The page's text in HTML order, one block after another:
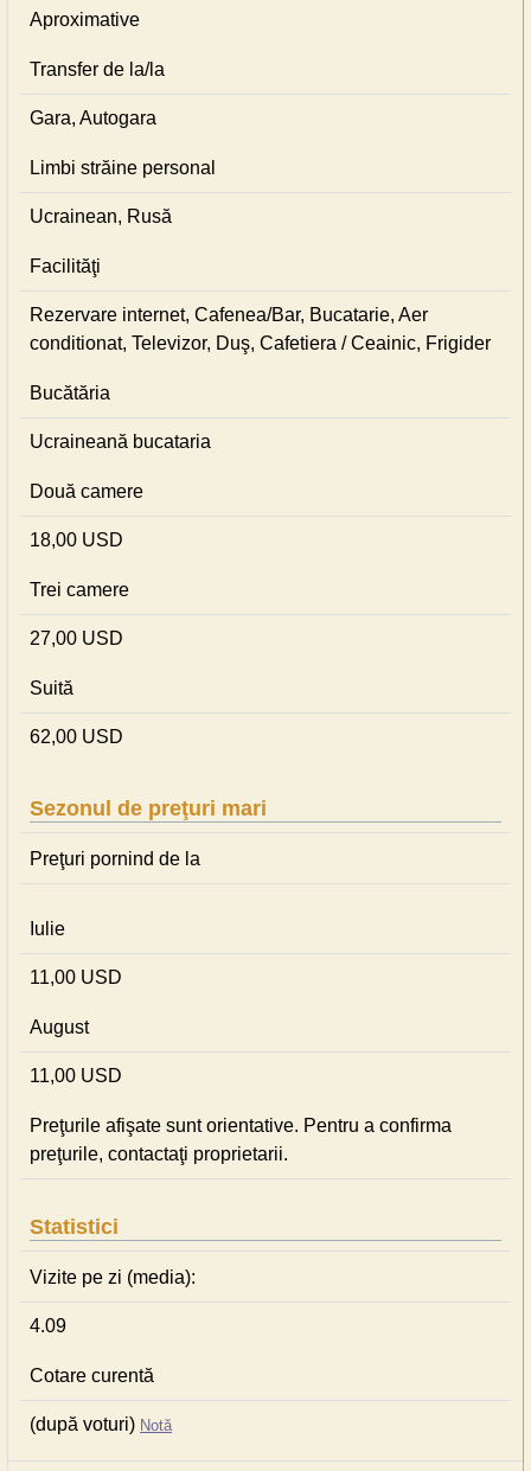
Aproximative
Transfer de la/la
Gara, Autogara
Limbi străine personal
Ucrainean, Rusă
Facilităţi
Rezervare internet, Cafenea/Bar, Bucatarie, Aer
conditionat, Televizor, Duş, Cafetiera / Ceainic, Frigider
Bucătăria
Ucraineană bucataria
Două camere
18,00 USD
Trei camere
27,00 USD
Suită
62,00 USD
Sezonul de preţuri mari
Preţuri pornind de la
Iulie
11,00 USD
August
11,00 USD
Preţurile afişate sunt orientative. Pentru a confirma
preţurile, contactaţi proprietarii.
Statistici
Vizite pe zi (media):
4.09
Cotare curentă
(după voturi) Notă